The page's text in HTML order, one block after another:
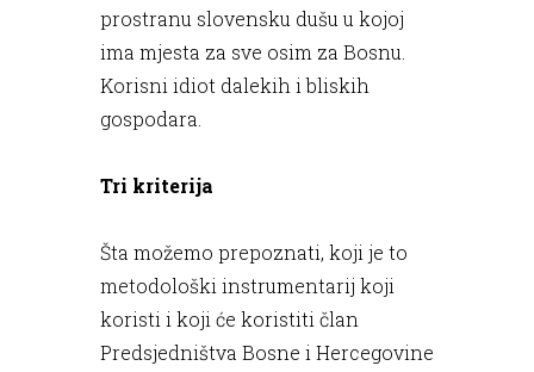
prostranu slovensku dušu u kojoj
ima mjesta za sve osim za Bosnu.
Korisni idiot dalekih i bliskih
gospodara.
Tri kriterija
Šta možemo prepoznati, koji je to
metodološki instrumentarij koji
koristi i koji će koristiti član
Predsjedništva Bosne i Hercegovine